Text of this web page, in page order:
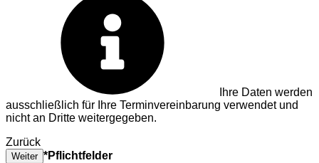
Ihre Daten werden
ausschließlich für Ihre Terminvereinbarung verwendet und
nicht an Dritte weitergegeben.
Zurück
Weiter *Pflichtfelder